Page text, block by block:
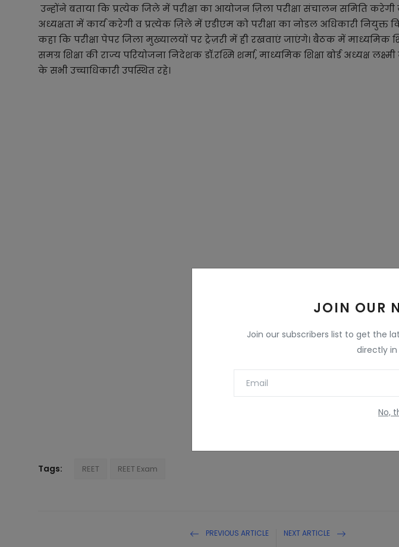
JOIN OUR
Join our subscribers list to get the
directly
No,
उन्होंने बताया कि प्रत्येक जिले में परीक्षा का आयोजन ज़िला परीक्षा संचालन समिति
अध्यक्षता में कार्य करेगी व प्रत्येक ज़िले में एडीएम को परीक्षा का नोडल अधिकारी नियुक्त
कहा कि परीक्षा पेपर जिला मुख्यालयों पर ट्रेज़री में ही रखवाएं जाएंगे। बैठक में माध्यमिक
समग्र शिक्षा की राज्य परियोजना निदेशक डॉ.रश्मि शर्मा, माध्यमिक शिक्षा बोर्ड अध्यक्ष
के सभी उच्चाधिकारी उपस्थित रहे।
Tags: REET REET Exam
PREVIOUS ARTICLE NEXT ARTICLE